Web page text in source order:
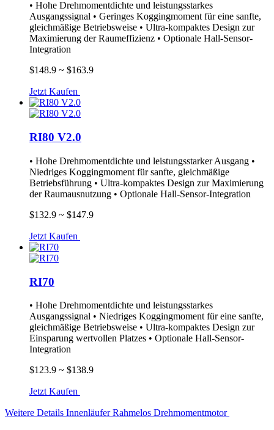
• Hohe Drehmomentdichte und leistungsstarkes
Ausgangssignal • Geringes Koggingmoment für eine sanfte,
gleichmäßige Betriebsweise • Ultra-kompaktes Design zur
Maximierung der Raumeffizienz • Optionale Hall-Sensor-
Integration
$148.9 ~ $163.9
Jetzt Kaufen
RI80 V2.0
• Hohe Drehmomentdichte und leistungsstarker Ausgang •
Niedriges Koggingmoment für sanfte, gleichmäßige
Betriebsführung • Ultra-kompaktes Design zur Maximierung
der Raumausnutzung • Optionale Hall-Sensor-Integration
$132.9 ~ $147.9
Jetzt Kaufen
RI70
• Hohe Drehmomentdichte und leistungsstarkes
Ausgangssignal • Niedriges Koggingmoment für eine sanfte,
gleichmäßige Betriebsweise • Ultra-kompaktes Design zur
Einsparung wertvollen Platzes • Optionale Hall-Sensor-
Integration
$123.9 ~ $138.9
Jetzt Kaufen
Weitere Details Innenläufer Rahmelos Drehmomentmotor